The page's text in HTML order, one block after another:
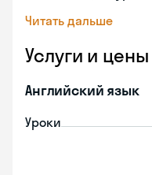
Читать дальше
Услуги и цены
Английский язык
Уроки